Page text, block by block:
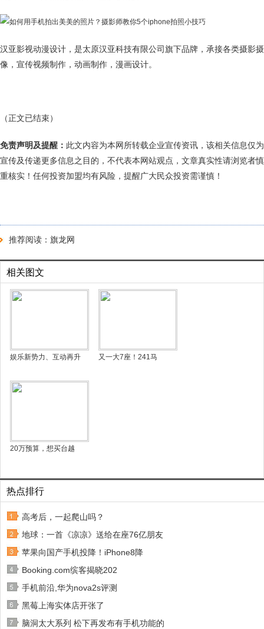
汉亚影视动漫设计，是太原汉亚科技有限公司旗下品牌，承接各类摄影摄
像，宣传视频制作，动画制作，漫画设计。
（正文已结束）
免责声明及提醒： 此文内容为本网所转载企业宣传资讯，该相关信息仅为
宣传及传递更多信息之目的，不代表本网站观点，文章真实性请浏览者慎
重核实！任何投资加盟均有风险，提醒广大民众投资需谨慎！
推荐阅读： 旗龙网
相关图文
娱乐新势力、互动再升 又一大7座！241马
20万预算，想买台越
热点排行
高考后，一起爬山吗？
地球：一首《凉凉》送给在座76亿朋友
苹果向国产手机投降！iPhone8降
Booking.com缤客揭晓202
手机前沿,华为nova2s评测
黑莓上海实体店开张了
脑洞太大系列 松下再发布有手机功能的